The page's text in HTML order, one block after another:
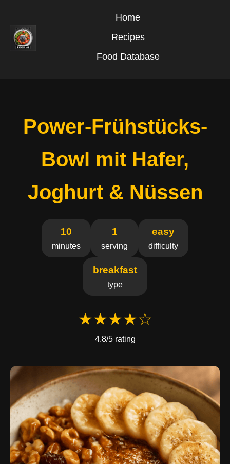
Home
Recipes
Food Database
Power-Frühstücks-
Bowl mit Hafer,
Joghurt & Nüssen
10
minutes
1
serving
easy
difficulty
breakfast
type
★★★★☆
4.8/5 rating